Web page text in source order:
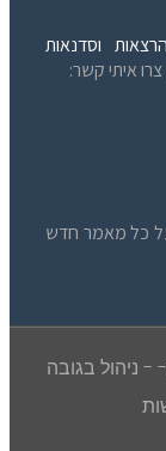
הרצאות וסדנאות
צרו איתי קשר:
כל מאמר חדש
- ניהול בגובה